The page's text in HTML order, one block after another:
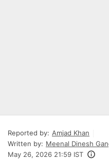
Reported by: Amjad Khan
Written by: Meenal Dinesh
May 26, 2026 21:59 IST